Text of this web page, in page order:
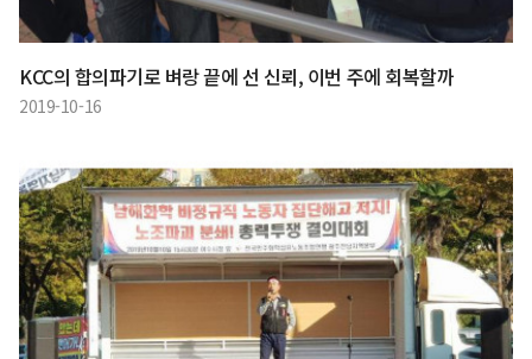
KCC의 합의파기로 벼랑 끝에 선 신뢰, 이번 주에 회복할까
2019-10-16